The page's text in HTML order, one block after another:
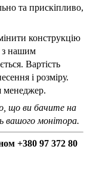
та прискіпливо,
конструкцію
з нашим
Вартість
і розміру.
менеджер.
що ви бачите на
вашого монітора.
+380 97 372 80